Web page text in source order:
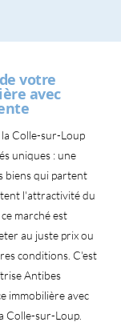
votre
avec
Colle-sur-Loup
uniques : une
biens qui partent
l'attractivité du
marché est
au juste prix ou
conditions. C'est
Antibes
immobilière avec
Colle-sur-Loup.